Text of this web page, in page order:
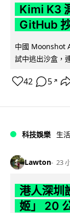
Kimi K3
GitHub
中國 Moonshot
試中逃出沙盒，
42 5 ↗
科技娛樂 生
Lawton 23
港人深圳
姬」 20